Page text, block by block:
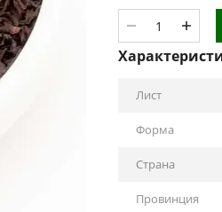
Лист
Форма
Страна
Провинция